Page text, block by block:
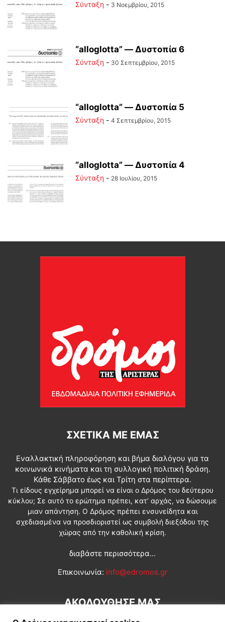
Σύνταξη - 3 Νοεμβρίου, 2015
“alloglotta” — Δυστοπία 6
Σύνταξη - 30 Σεπτεμβρίου, 2015
“alloglotta” — Δυστοπία 5
Σύνταξη - 4 Σεπτεμβρίου, 2015
“alloglotta” — Δυστοπία 4
Σύνταξη - 28 Ιουλίου, 2015
ΣΧΕΤΙΚΆ ΜΕ ΕΜΆΣ
Εναλλακτική πληροφόρηση και βήμα διαλόγου για τα
κοινωνικά κινήματα και τη συλλογική πολιτική δράση.
Κάθε Σάββατο έως και Τρίτη στα περίπτερα.
Τι είδους εγχείρημα μπορεί να είναι ο Δρόμος του δεύτερου
κύκλου; Σε αυτό το ερώτημα πρέπει, κατ’ αρχάς, να δώσουμε
μιαν απάντηση. Ο Δρόμος πρέπει ενσυνείδητα και
σχεδιασμένα να προσδιοριστεί ως συμβολή διεξόδου της
χώρας από την καθολική κρίση.
διαβάστε περισσότερα...
Επικοινωνία: info@edromos.gr
ΑΚΟΛΟΥΘΗΣΕ ΜΑΣ